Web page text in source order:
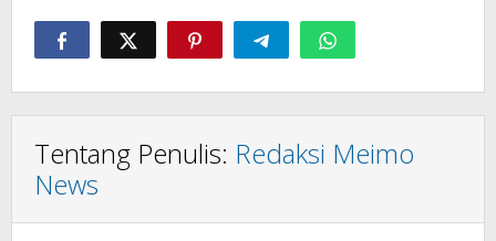
Tentang Penulis: Redaksi Meimo
News